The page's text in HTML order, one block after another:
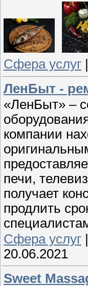
Cфера услуг
ЛенБыт -
«ЛенБыт» –
компании
печи,
получает
продлить
Cфера услуг
20.06.2021
Sweet